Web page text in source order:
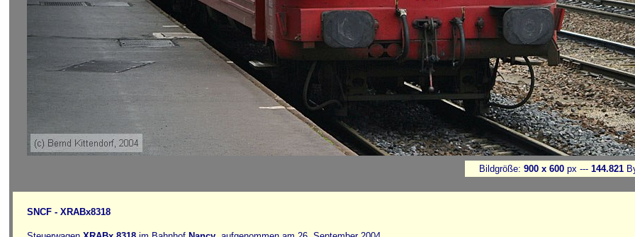
Bildgröße: 900 x 600 px --- 144.821
SNCF - XRABx8318